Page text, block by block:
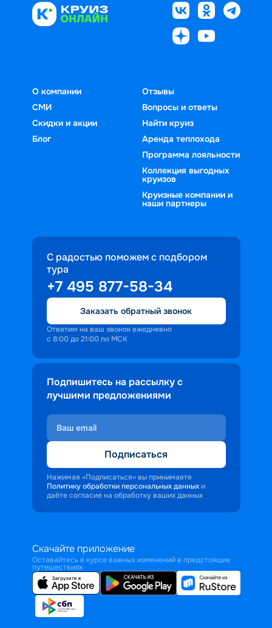
О компании
СМИ
Скидки и акции
Блог
Отзывы
Вопросы и ответы
Найти круиз
Аренда теплохода
Программа лояльности
Коллекция выгодных
круизов
Круизные компании и
наши партнеры
С радостью поможем с подбором
тура
+7 495 877-58-34
Заказать обратный звонок
Ответим на ваш звонок ежедневно
с 8:00 до 21:00 по МСК
Подпишитесь на рассылку с
лучшими предложениями
Подписаться
Нажимая «Подписаться» вы принимаете
Политику обработки персональных данных и
даёте согласие на обработку ваших данных
Скачайте приложение
Оставайтесь в курсе важных изменений в предстоящих
путешествиях